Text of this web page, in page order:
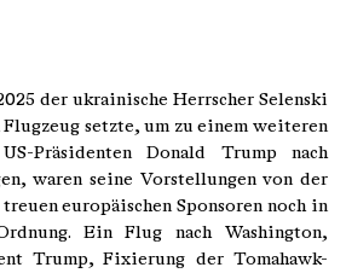
der ukrainische Herrscher Selenski
setzte, um zu einem weiteren
Präsidenten Donald Trump nach
waren seine Vorstellungen von der
europäischen Sponsoren noch in
Ein Flug nach Washington,
Trump, Fixierung der Tomahawk-